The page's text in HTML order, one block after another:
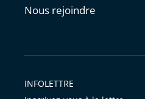
Nous rejoindre
INFOLETTRE